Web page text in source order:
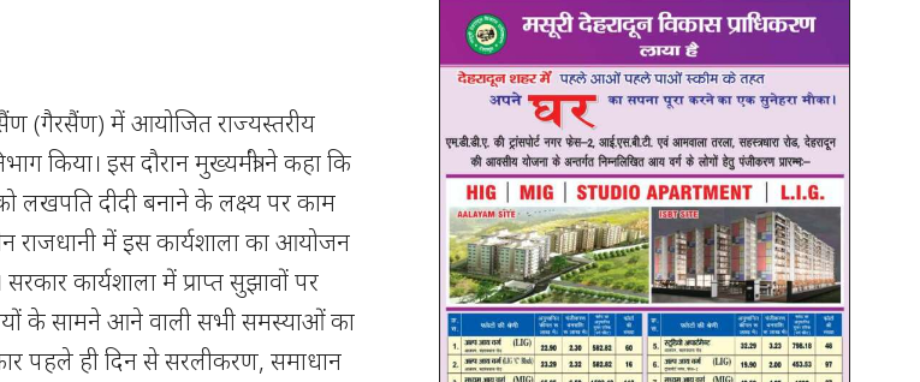
(गैरसैंण) में आयोजित राज्यस्तरीय
किया। इस दौरान मुख्यमंत्री ने कहा कि
दीदी बनाने के लक्ष्य पर काम
राजधानी में इस कार्यशाला का आयोजन
कार्यशाला में प्राप्त सुझावों पर
के सामने आने वाली सभी समस्याओं का
पहले ही दिन से सरलीकरण, समाधान